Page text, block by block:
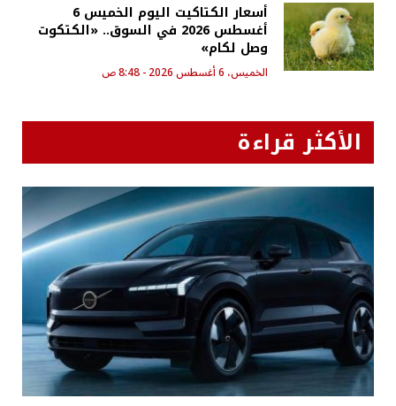
أسعار الكتاكيت اليوم الخميس 6
أغسطس 2026 في السوق.. «الكتكوت
وصل لكام»
الخميس، 6 أغسطس 2026 - 8:48 ص
الأكثر قراءة